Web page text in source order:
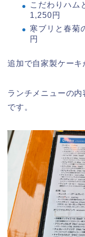
こだわりハム
1,250円
寒ブリと春菊
円
追加で自家製ケーキ
ランチメニューの
です。